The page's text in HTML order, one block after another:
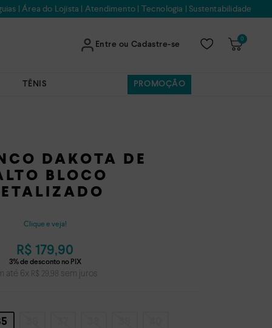
|Área do Lojista | Atendimento| Tecnologia |Sustentabilidade
Entre ou Cadastre-se
0
TÊNIS PROMOÇÃO
DAKOTA DE
BLOCO
Clique e veja!
R$ 179,90
até 6x R$ 29,98 sem juros